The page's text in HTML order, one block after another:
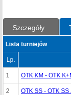
Szczegóły
Lista turniejów
Lp.
1 OTK KM - OTK
2 OTK SS - OTK